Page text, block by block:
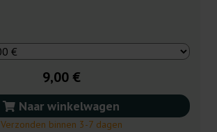
9,00 €
Naar winkelwagen
Verzonden binnen 3-7 dagen